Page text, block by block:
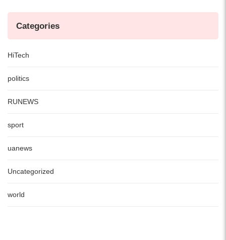
Categories
HiTech
politics
RUNEWS
sport
uanews
Uncategorized
world